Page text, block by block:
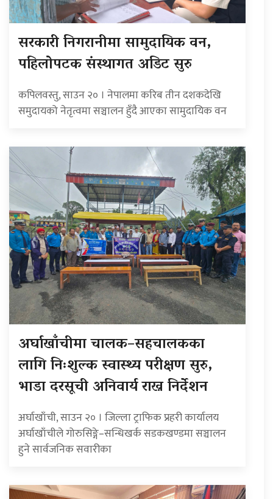
सरकारी निगरानीमा सामुदायिक वन,
पहिलोपटक संस्थागत अडिट सुरु
कपिलवस्तु, साउन २० । नेपालमा करिब तीन दशकदेखि
समुदायको नेतृत्वमा सञ्चालन हुँदै आएका सामुदायिक वन
अर्घाखाँचीमा चालक–सहचालकका
लागि निःशुल्क स्वास्थ्य परीक्षण सुरु,
भाडा दरसूची अनिवार्य राख्न निर्देशन
अर्घाखाँची, साउन २० । जिल्ला ट्राफिक प्रहरी कार्यालय
अर्घाखाँचीले गोरुसिङ्गे–सन्धिखर्क सडकखण्डमा सञ्चालन
हुने सार्वजनिक सवारीका